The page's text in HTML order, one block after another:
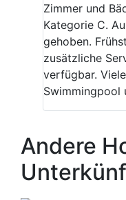
Zimmer und
Kategorie C.
gehoben.
zusätzliche
verfügbar.
Swimmingpool
Andere